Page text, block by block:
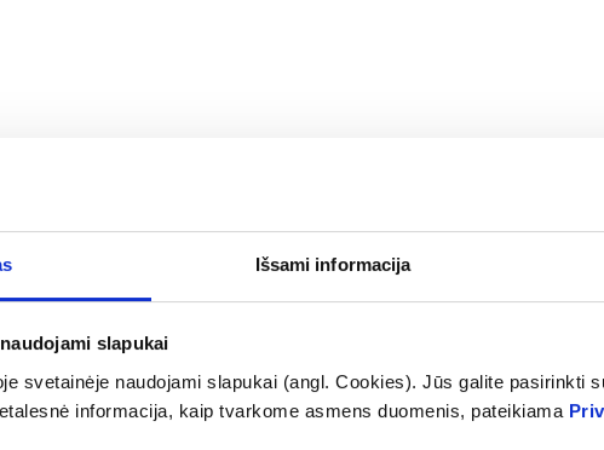
Išsami informacija
slapukai
svetainėje naudojami slapukai (angl. Cookies). Jūs galite pasirinkti
informacija, kaip tvarkome asmens duomenis, pateikiama